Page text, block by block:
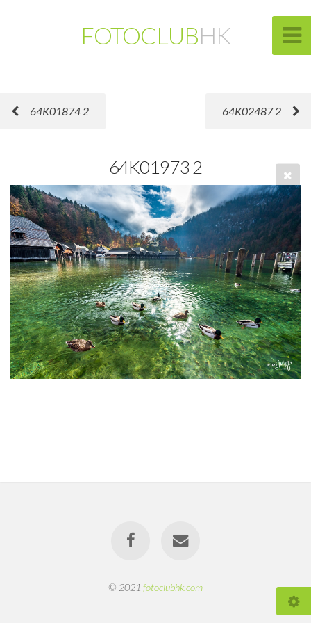
FOTOCLUBHK
64K01874 2 64K02487 2
64K01973 2
© 2021 fotoclubhk.com